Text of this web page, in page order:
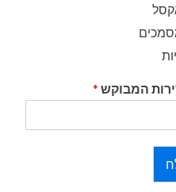
המבוקש *